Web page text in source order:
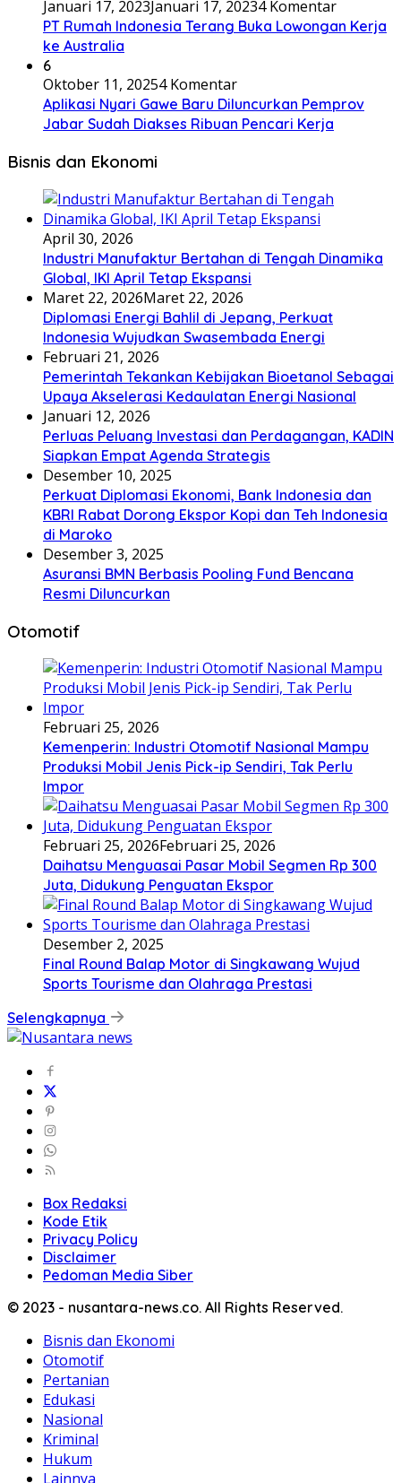
Januari 17, 2023Januari 17, 20234 Komentar
PT Rumah Indonesia Terang Buka Lowongan Kerja
ke Australia
6
Oktober 11, 20254 Komentar
Aplikasi Nyari Gawe Baru Diluncurkan Pemprov
Jabar Sudah Diakses Ribuan Pencari Kerja
Bisnis dan Ekonomi
April 30, 2026
Industri Manufaktur Bertahan di Tengah Dinamika
Global, IKI April Tetap Ekspansi
Maret 22, 2026Maret 22, 2026
Diplomasi Energi Bahlil di Jepang, Perkuat
Indonesia Wujudkan Swasembada Energi
Februari 21, 2026
Pemerintah Tekankan Kebijakan Bioetanol Sebagai
Upaya Akselerasi Kedaulatan Energi Nasional
Januari 12, 2026
Perluas Peluang Investasi dan Perdagangan, KADIN
Siapkan Empat Agenda Strategis
Desember 10, 2025
Perkuat Diplomasi Ekonomi, Bank Indonesia dan
KBRI Rabat Dorong Ekspor Kopi dan Teh Indonesia
di Maroko
Desember 3, 2025
Asuransi BMN Berbasis Pooling Fund Bencana
Resmi Diluncurkan
Otomotif
Februari 25, 2026
Kemenperin: Industri Otomotif Nasional Mampu
Produksi Mobil Jenis Pick-ip Sendiri, Tak Perlu
Impor
Februari 25, 2026Februari 25, 2026
Daihatsu Menguasai Pasar Mobil Segmen Rp 300
Juta, Didukung Penguatan Ekspor
Desember 2, 2025
Final Round Balap Motor di Singkawang Wujud
Sports Tourisme dan Olahraga Prestasi
Selengkapnya
Box Redaksi
Kode Etik
Privacy Policy
Disclaimer
Pedoman Media Siber
© 2023 - nusantara-news.co. All Rights Reserved.
Bisnis dan Ekonomi
Otomotif
Pertanian
Edukasi
Nasional
Kriminal
Hukum
Lainnya